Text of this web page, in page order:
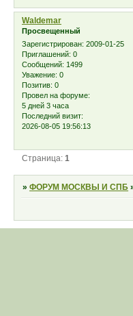
Waldemar
Просвещенный
Зарегистрирован: 2009-01-25
Приглашений: 0
Сообщений: 1499
Уважение: 0
Позитив: 0
Провел на форуме:
5 дней 3 часа
Последний визит:
2026-08-05 19:56:13
Страница:1
»ФОРУМ МОСКВЫ И СПБ